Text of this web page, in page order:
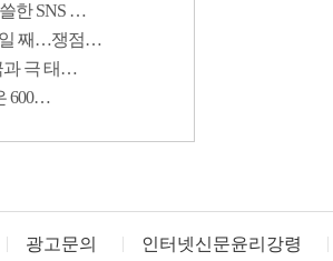
한 SNS …
일 째…쟁점…
과 극 태…
600…
광고문의 인터넷신문윤리강령